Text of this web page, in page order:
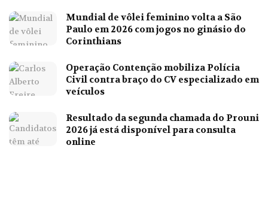
Mundial de vôlei feminino volta a São
Paulo em 2026 com jogos no ginásio do
Corinthians
Operação Contenção mobiliza Polícia
Civil contra braço do CV especializado em
veículos
Resultado da segunda chamada do Prouni
2026 já está disponível para consulta
online